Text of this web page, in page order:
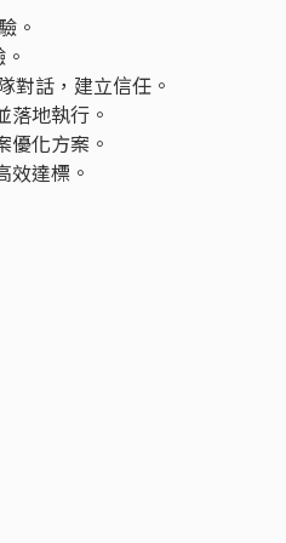
。
對話，建立信任。
地執行。
化方案。
效達標。